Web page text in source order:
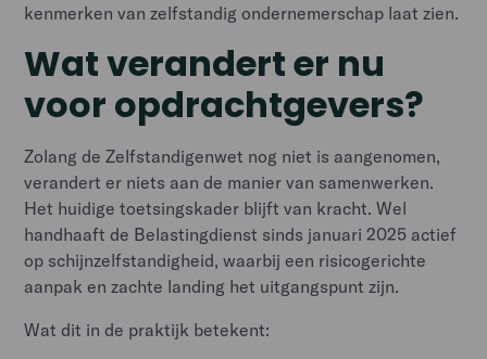
kenmerken van zelfstandig ondernemerschap laat zien.
Wat verandert er nu
voor opdrachtgevers?
Zolang de Zelfstandigenwet nog niet is aangenomen,
verandert er niets aan de manier van samenwerken.
Het huidige toetsingskader blijft van kracht. Wel
handhaaft de Belastingdienst sinds januari 2025 actief
op schijnzelfstandigheid, waarbij een risicogerichte
aanpak en zachte landing het uitgangspunt zijn.
Wat dit in de praktijk betekent: